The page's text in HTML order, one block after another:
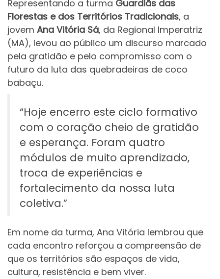
Representando a turma Guardiãs das
Florestas e dos Territórios Tradicionais, a
jovem Ana Vitória Sá, da Regional Imperatriz
(MA), levou ao público um discurso marcado
pela gratidão e pelo compromisso com o
futuro da luta das quebradeiras de coco
babaçu.
“Hoje encerro este ciclo formativo
com o coração cheio de gratidão
e esperança. Foram quatro
módulos de muito aprendizado,
troca de experiências e
fortalecimento da nossa luta
coletiva.”
Em nome da turma, Ana Vitória lembrou que
cada encontro reforçou a compreensão de
que os territórios são espaços de vida,
cultura, resistência e bem viver.